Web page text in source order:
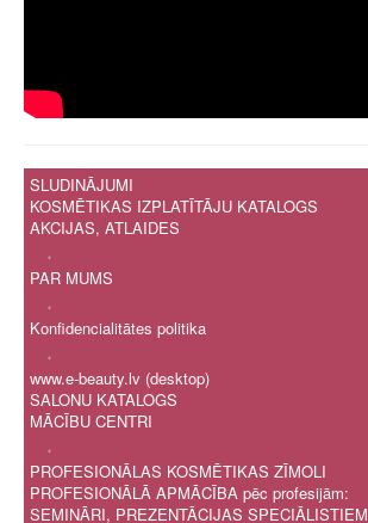
SLUDINĀJUMI
KOSMĒTIKAS IZPLATĪTĀJU KATALOGS
AKCIJAS, ATLAIDES
.
PAR MUMS
.
Konfidencialitātes politika
.
www.e-beauty.lv (desktop)
SALONU KATALOGS
MĀCĪBU CENTRI
.
PROFESIONĀLAS KOSMĒTIKAS ZĪMOLI
PROFESIONĀLĀ APMĀCĪBA pēc profesijām:
SEMINĀRI, PREZENTĀCIJAS SPECIĀLISTIEM